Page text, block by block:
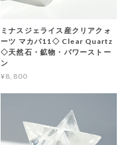
ミナスジェライス産クリアクォ
ーツ マカバ11◇ Clear Quartz
◇天然石・鉱物・パワーストー
ン
¥8,800